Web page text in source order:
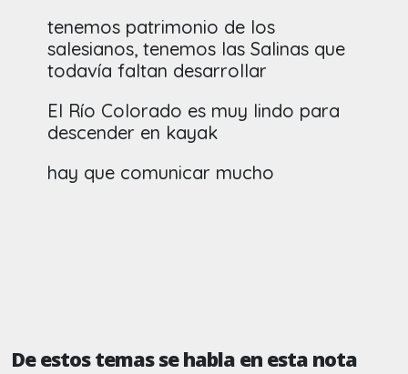
tenemos patrimonio de los
salesianos, tenemos las Salinas que
todavía faltan desarrollar
El Río Colorado es muy lindo para
descender en kayak
hay que comunicar mucho
De estos temas se habla en esta nota